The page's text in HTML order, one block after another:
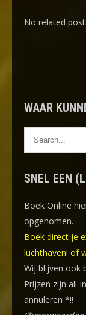
No related
WAAR
SNEL EEN
Boek Online
opgenomen.
Boek direct je
luchthaven! of
Wij blijven ook
Prijzen zijn all-
annuleren *!!